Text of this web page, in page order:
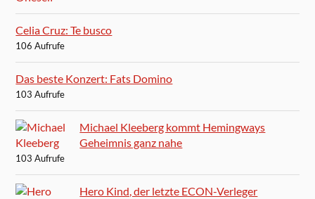
Celia Cruz: Te busco
106 Aufrufe
Das beste Konzert: Fats Domino
103 Aufrufe
Michael Kleeberg kommt Hemingways
Geheimnis ganz nahe
103 Aufrufe
Hero Kind, der letzte ECON-Verleger